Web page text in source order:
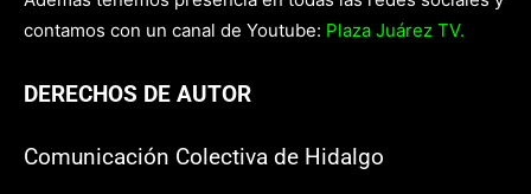
contamos con un canal de Youtube: Plaza Juárez TV.
DERECHOS DE AUTOR
Comunicación Colectiva de Hidalgo